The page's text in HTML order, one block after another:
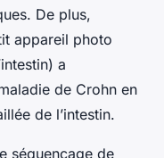
De plus,
appareil photo
a
de Crohn en
de l’intestin.
séquençage de